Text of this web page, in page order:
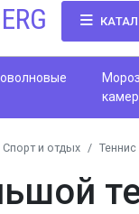
Спорт и отдых